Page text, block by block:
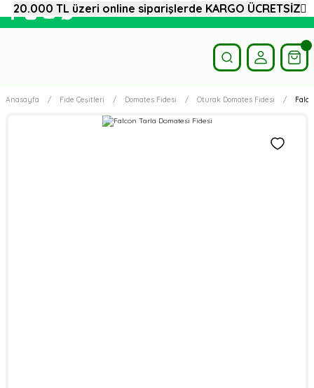
Anasayfa Fide Çeşitleri Domates Fidesi Oturak Domates Fidesi
20.000 TL üzeri online siparişlerde KARGO ÜCRETSİZ